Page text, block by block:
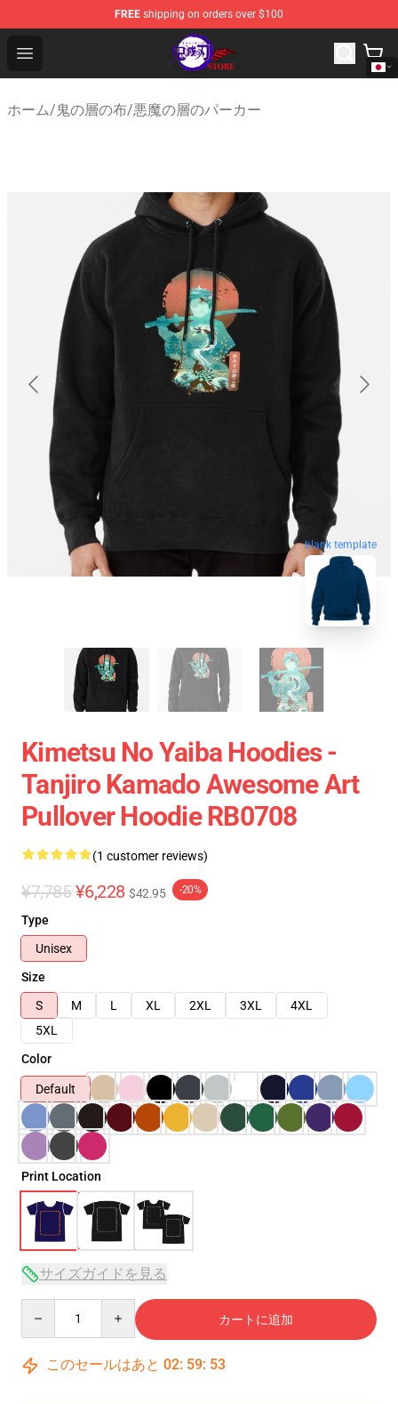
FREE shipping on orders over $100
Open menu
Kimetsu no Yaiba Store - Official Kimetsu no Yaiba
ホーム/鬼の層の布/悪魔の層のパーカー
blank template
Kimetsu No Yaiba Hoodies -
Tanjiro Kamado Awesome Art
Pullover Hoodie RB0708
(1 customer reviews)
¥7,785 ¥6,228 $42.95 -20%
Type
Unisex
Size
S
M L XL 2XL 3XL
4XL
5XL
Color
Default
Print Location
サイズガイドを見る
カートに追加
このセールはあと 02: 59: 53